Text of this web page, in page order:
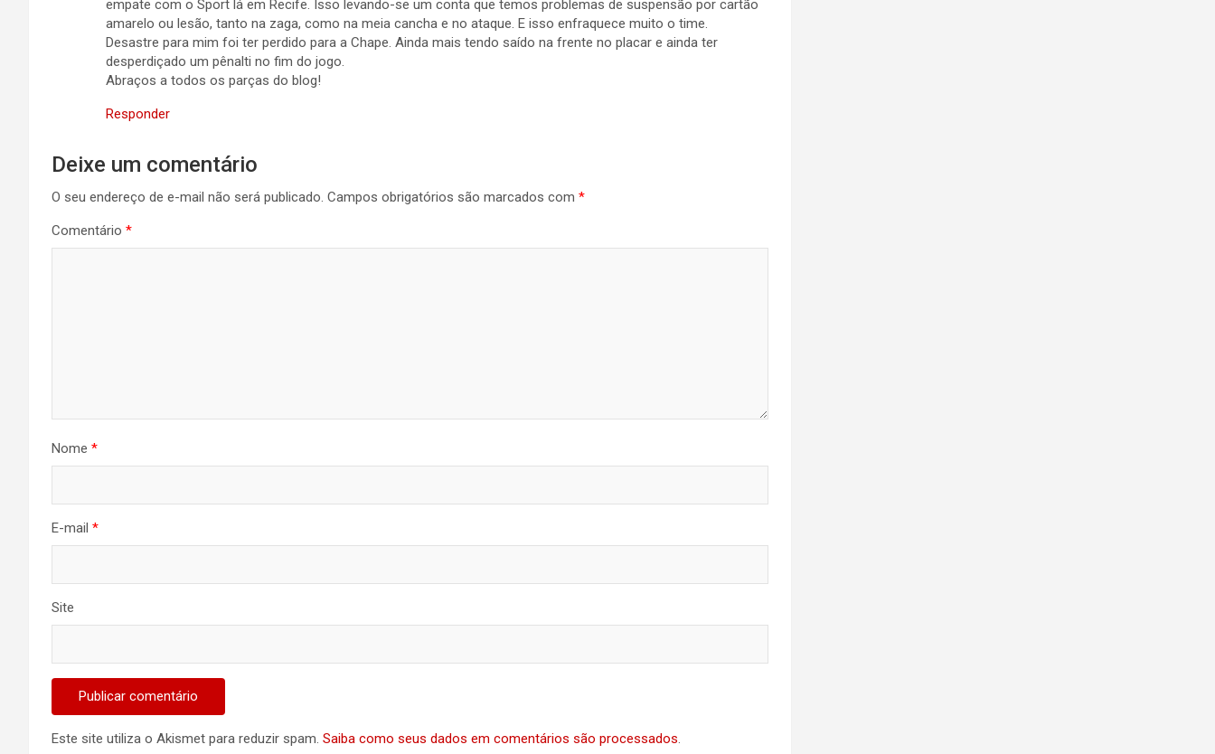
empate com o Sport lá em Recife. Isso levando-se um conta que temos problemas de suspensão por cartão
amarelo ou lesão, tanto na zaga, como na meia cancha e no ataque. E isso enfraquece muito o time.
Desastre para mim foi ter perdido para a Chape. Ainda mais tendo saído na frente no placar e ainda ter
desperdiçado um pênalti no fim do jogo.
Abraços a todos os parças do blog!
Responder
Deixe um comentário
O seu endereço de e-mail não será publicado. Campos obrigatórios são marcados com *
Comentário *
Nome *
E-mail *
Site
Este site utiliza o Akismet para reduzir spam. Saiba como seus dados em comentários são processados.